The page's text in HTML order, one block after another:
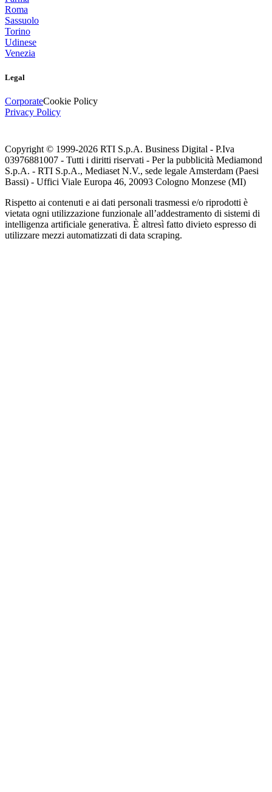
Roma
Sassuolo
Torino
Udinese
Venezia
Legal
CorporateCookie Policy
Privacy Policy
Copyright © 1999-2026 RTI S.p.A. Business Digital - P.Iva
03976881007 - Tutti i diritti riservati - Per la pubblicità Mediamond
S.p.A. - RTI S.p.A., Mediaset N.V., sede legale Amsterdam (Paesi
Bassi) - Uffici Viale Europa 46, 20093 Cologno Monzese (MI)
Rispetto ai contenuti e ai dati personali trasmessi e/o riprodotti è
vietata ogni utilizzazione funzionale all’addestramento di sistemi di
intelligenza artificiale generativa. È altresì fatto divieto espresso di
utilizzare mezzi automatizzati di data scraping.